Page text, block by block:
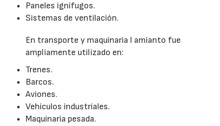
Paneles ignífugos.
Sistemas de ventilación.
En transporte y maquinaria l amianto fue
ampliamente utilizado en:
Trenes.
Barcos.
Aviones.
Vehículos industriales.
Maquinaria pesada.